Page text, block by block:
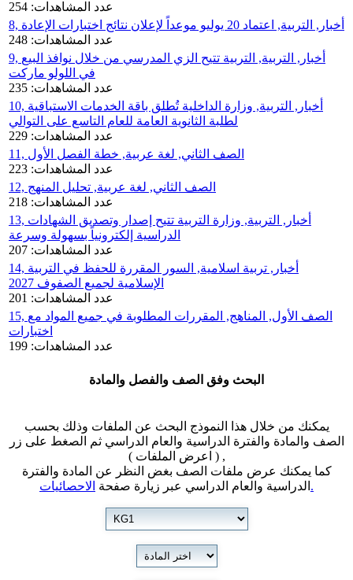
عدد المشاهدات: 254
8, أخبار, التربية, اعتماد 20 يوليو موعداً لإعلان نتائج اختبارات الإعادة
عدد المشاهدات: 248
9, أخبار, التربية, التربية تتيح الزي المدرسي من خلال نوافذ البيع
في اللولو ماركت
عدد المشاهدات: 235
10, أخبار, التربية, وزارة الداخلية تُطلق باقة الخدمات الاستباقية
لطلبة الثانوية العامة للعام التاسع على التوالي
عدد المشاهدات: 229
11, الصف الثاني, لغة عربية, خطة الفصل الأول
عدد المشاهدات: 223
12, الصف الثاني, لغة عربية, تحليل المنهج
عدد المشاهدات: 218
13, أخبار, التربية, وزارة التربية تتيح إصدار وتصديق الشهادات
الدراسية إلكترونياً بسهولة وسرعة
عدد المشاهدات: 207
14, أخبار, تربية اسلامية, السور المقررة للحفظ في التربية
الإسلامية لجميع الصفوف 2027
عدد المشاهدات: 201
15, الصف الأول, المناهج, المقررات المطلوبة في جميع المواد مع
اختبارات
عدد المشاهدات: 199
البحث وفق الصف والفصل والمادة
يمكنك من خلال هذا النموذج البحث عن الملفات وذلك بحسب
الصف والمادة والفترة الدراسية والعام الدراسي ثم الصغط على زر
( اعرض الملفات ) ,
كما يمكنك عرض ملفات الصف بغض النظر عن المادة والفترة
الدراسية والعام الدراسي عبر زيارة صفحة الاحصائيات.